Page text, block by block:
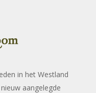
in het Westland
aangelegde